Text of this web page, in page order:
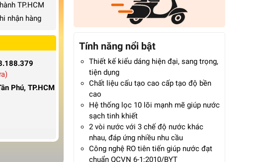
TP.HCM
nhận hàng
Phú, TP.HCM
Tính năng nổi bật
Thiết kế kiểu dáng hiện đại, sang trọng,
tiện dụng
Chất liệu cấu tạo cao cấp tạo độ bền
cao
Hệ thống lọc 10 lõi mạnh mẽ giúp nước
sạch tinh khiết
2 vòi nước với 3 chế độ nước khác
nhau, đáp ứng nhiều nhu cầu
Công nghệ RO tiên tiến giúp nước đạt
chuẩn QCVN 6-1:2010/BYT